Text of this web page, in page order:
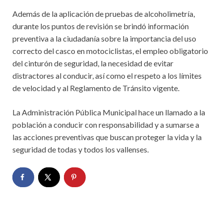
Además de la aplicación de pruebas de alcoholimetría,
durante los puntos de revisión se brindó información
preventiva a la ciudadanía sobre la importancia del uso
correcto del casco en motociclistas, el empleo obligatorio
del cinturón de seguridad, la necesidad de evitar
distractores al conducir, así como el respeto a los límites
de velocidad y al Reglamento de Tránsito vigente.
La Administración Pública Municipal hace un llamado a la
población a conducir con responsabilidad y a sumarse a
las acciones preventivas que buscan proteger la vida y la
seguridad de todas y todos los vallenses.